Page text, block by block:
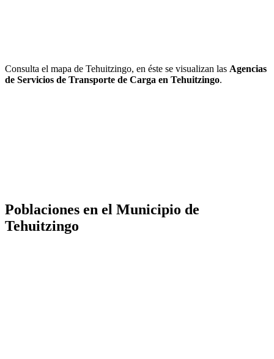
Consulta el mapa de Tehuitzingo, en éste se visualizan las Agencias
de Servicios de Transporte de Carga en Tehuitzingo.
Poblaciones en el Municipio de
Tehuitzingo